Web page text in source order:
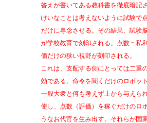
答えが書いてある教科書を徹底暗記
けいなことは考えないように試験で
だけに専念させる。 その結果、試験
が学校教育で刻印される。点数＝私
価だけの狭い視野が刻印される。
これは、支配する側にとっては二重
効である。命令を聞くだけのロボッ
一般大衆と何も考えず上から与えら
使し、点数（評価）を稼ぐだけのロ
うなお代官を生み出す。それらが国